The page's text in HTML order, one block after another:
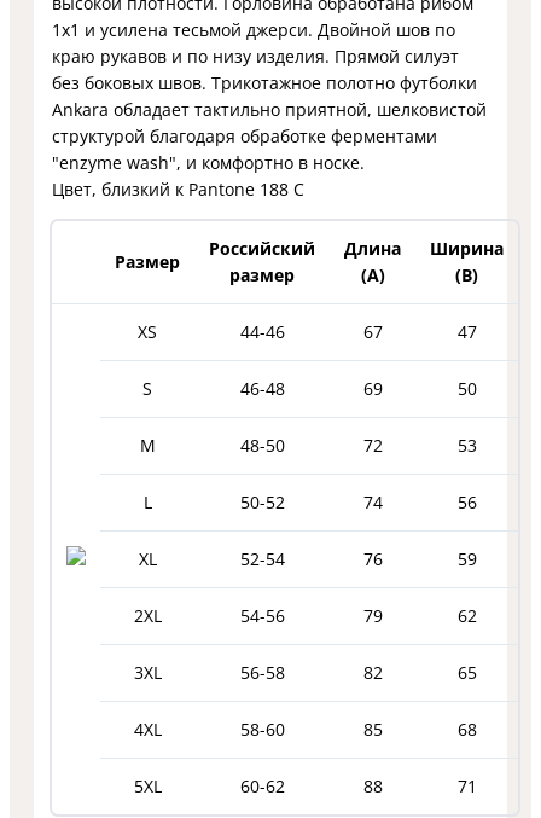
1х1 и усилена тесьмой джерси. Двойной шов по
краю рукавов и по низу изделия. Прямой силуэт
без боковых швов. Трикотажное полотно футболки
Ankara обладает тактильно приятной, шелковистой
структурой благодаря обработке ферментами
"enzyme wash", и комфортно в носке.
Цвет, близкий к Pantone 188 C
Размер
Российский
размер
Длина
(А)
Ширина
(В)
XS 44-46 67 47
S 46-48 69 50
M 48-50 72 53
L 50-52 74 56
XL 52-54 76 59
2XL 54-56 79 62
3XL 56-58 82 65
4XL 58-60 85 68
5XL 60-62 88 71